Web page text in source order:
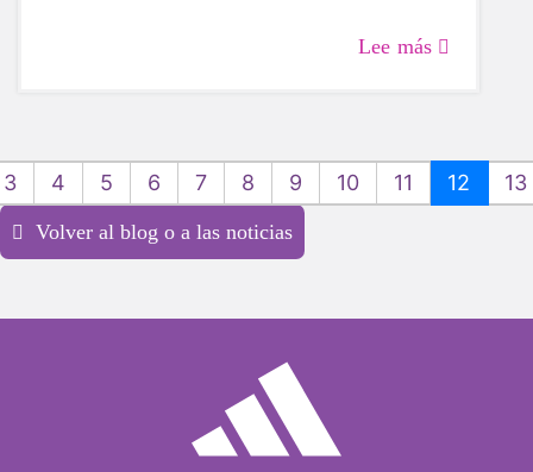
Lee más
3 4 5 6 7 8 9 10 11 12 13
Volver al blog o a las noticias